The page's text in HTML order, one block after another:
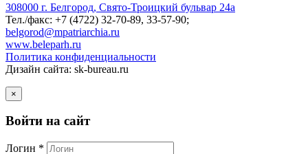
308000 г. Белгород, Свято-Троицкий бульвар 24а
Тел./факс: +7 (4722) 32-70-89, 33-57-90;
belgorod@mpatriarchia.ru
www.beleparh.ru
Политика конфиденциальности
Дизайн сайта: sk-bureau.ru
×
Войти на сайт
Логин *